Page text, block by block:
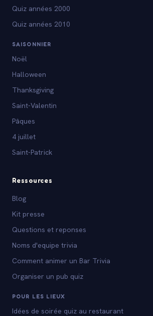
Quiz années 2000
Quiz années 2010
SAISONNIER
Noël
Halloween
Thanksgiving
Saint-Valentin
Pâques
4 juillet
Saint-Patrick
Ressources
Blog
Kit presse
Questions et reponses
Noms d'equipe trivia
Comment animer un Bar Trivia
Organiser un pub quiz
POUR LES LIEUX
Idées de soirée quiz au restaurant